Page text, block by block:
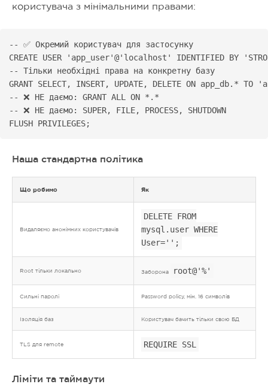
користувача з мінімальними правами:
-- ✅ Окремий користувач для застосунку
CREATE USER 'app_user'@'localhost' IDENTIFIED BY
-- Тільки необхідні права на конкретну базу
GRANT SELECT, INSERT, UPDATE, DELETE ON app_db.*
-- ❌ НЕ даємо: GRANT ALL ON *.*
-- ❌ НЕ даємо: SUPER, FILE, PROCESS, SHUTDOWN
FLUSH PRIVILEGES;
Наша стандартна політика
Що робимо Як
Видаляємо анонімних користувачів
DELETE FROM
mysql.user WHERE
User='';
Root тільки локально Заборона root@'%'
Сильні паролі Password policy, мін. 16 символів
Ізоляція баз Користувач бачить тільки свою БД
TLS для remote REQUIRE SSL
Ліміти та таймаути